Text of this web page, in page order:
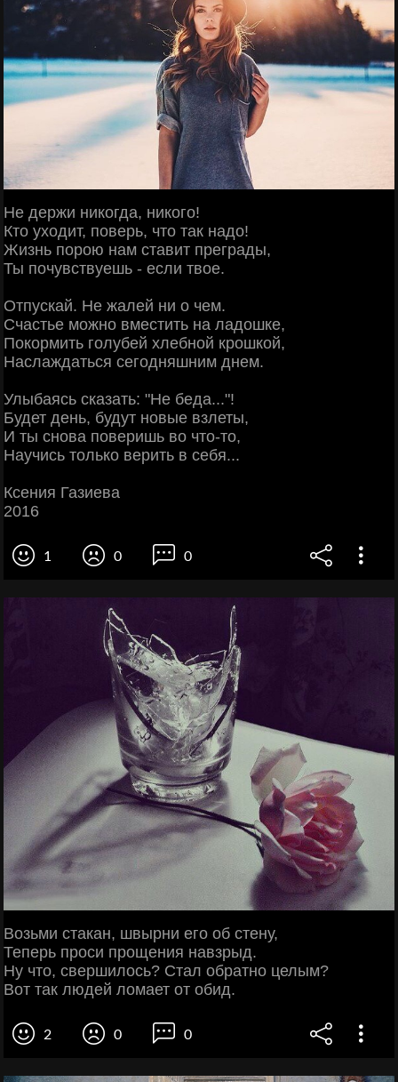
Не держи никогда, никого!
Кто уходит, поверь, что так надо!
Жизнь порою нам ставит преграды,
Ты почувствуешь - если твое.
Отпускай. Не жалей ни о чем.
Счастье можно вместить на ладошке,
Покормить голубей хлебной крошкой,
Наслаждаться сегодняшним днем.
Улыбаясь сказать: "Не беда..."!
Будет день, будут новые взлеты,
И ты снова поверишь во что-то,
Научись только верить в себя...
Ксения Газиева
2016
1 0 0
Возьми стакан, швырни его об стену,
Теперь проси прощения навзрыд.
Ну что, свершилось? Стал обратно целым?
Вот так людей ломает от обид.
2 0 0